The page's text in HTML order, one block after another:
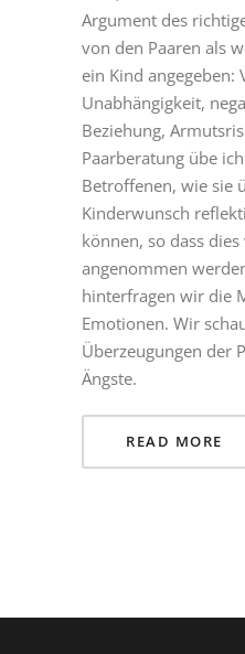
Argument des
von den Paaren als
ein Kind angegeben:
Unabhängigkeit,
Beziehung,
Paarberatung übe
Betroffenen, wie sie
Kinderwunsch
können, so dass
angenommen
hinterfragen wir die
Emotionen. Wir
Überzeugungen der
Ängste.
READ MORE